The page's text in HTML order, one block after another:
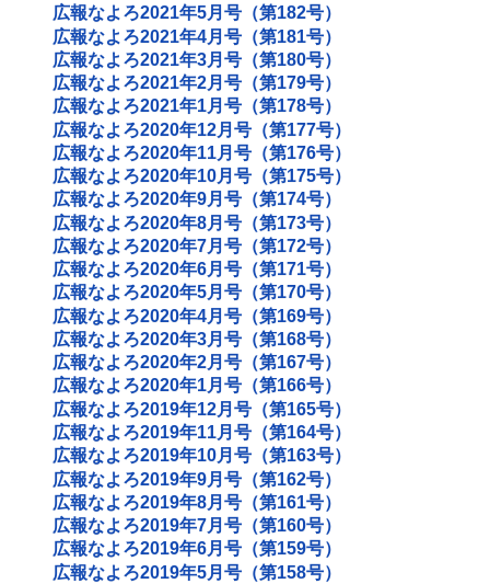
広報なよろ2021年5月号（第182号）
広報なよろ2021年4月号（第181号）
広報なよろ2021年3月号（第180号）
広報なよろ2021年2月号（第179号）
広報なよろ2021年1月号（第178号）
広報なよろ2020年12月号（第177号）
広報なよろ2020年11月号（第176号）
広報なよろ2020年10月号（第175号）
広報なよろ2020年9月号（第174号）
広報なよろ2020年8月号（第173号）
広報なよろ2020年7月号（第172号）
広報なよろ2020年6月号（第171号）
広報なよろ2020年5月号（第170号）
広報なよろ2020年4月号（第169号）
広報なよろ2020年3月号（第168号）
広報なよろ2020年2月号（第167号）
広報なよろ2020年1月号（第166号）
広報なよろ2019年12月号（第165号）
広報なよろ2019年11月号（第164号）
広報なよろ2019年10月号（第163号）
広報なよろ2019年9月号（第162号）
広報なよろ2019年8月号（第161号）
広報なよろ2019年7月号（第160号）
広報なよろ2019年6月号（第159号）
広報なよろ2019年5月号（第158号）